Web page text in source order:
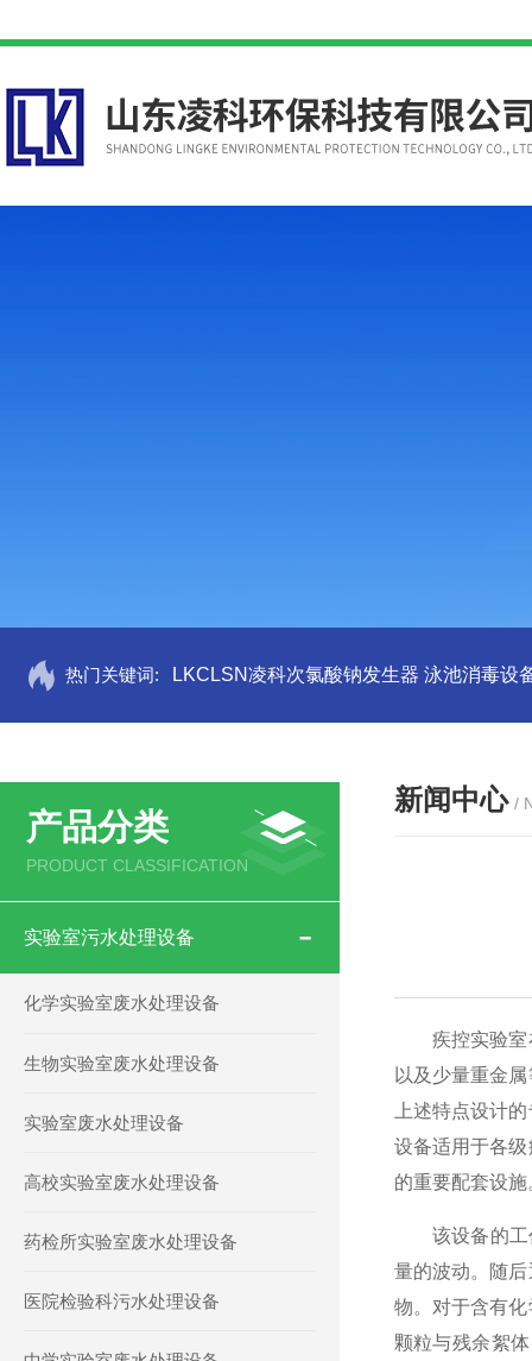
热门关键词: LKCLSN凌科次氯酸钠发生器 泳池消毒设
产品分类
PRODUCT CLASSIFICATION
实验室污水处理设备
化学实验室废水处理设备
生物实验室废水处理设备
实验室废水处理设备
高校实验室废水处理设备
药检所实验室废水处理设备
医院检验科污水处理设备
新闻中心 /
疾控实验室在
以及少量重金
上述特点设计
设备适用于各
的重要配套设施
该设备的工作
量的波动。随
物。对于含有
颗粒与残余絮